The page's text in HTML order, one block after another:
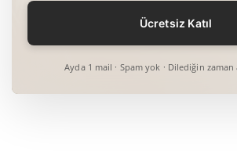
Ayda 1 mail · Spam yok · Dilediğin